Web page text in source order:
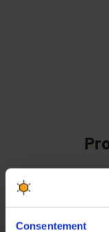
Consentement